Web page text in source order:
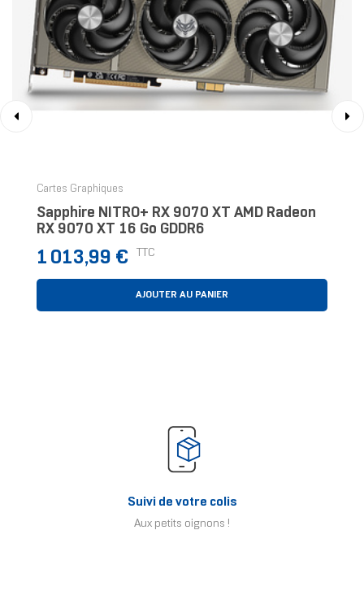
Cartes Graphiques
Sapphire NITRO+ RX 9070 XT AMD Radeon
RX 9070 XT 16 Go GDDR6
Prix
1 013,99 € TTC
AJOUTER AU PANIER
Suivi de votre colis
Aux petits oignons !